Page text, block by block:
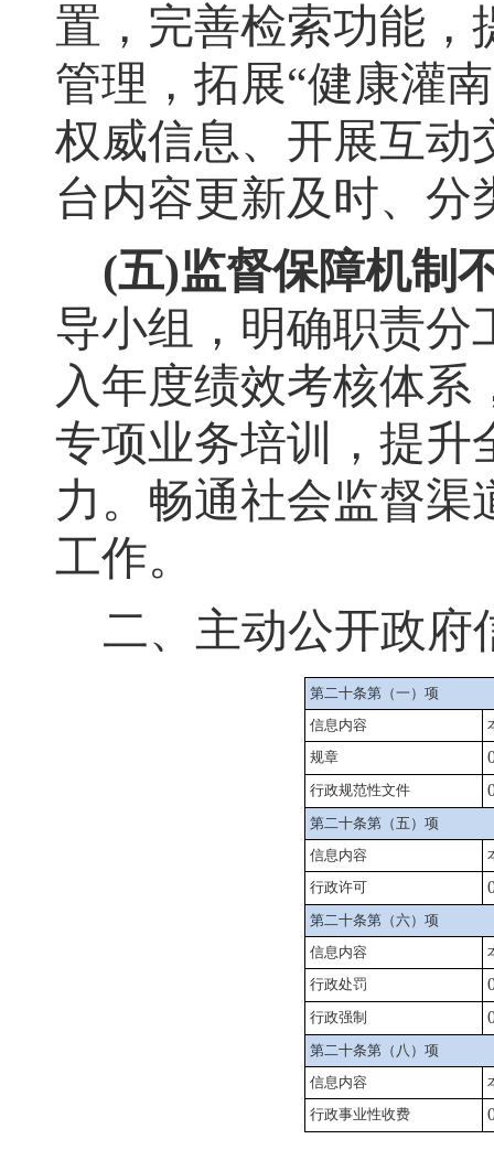
置，完善检索功能 ，
管理 ， 拓展“健康灌南
权威信息、开展互动
台内容更新及时、分
(五)监督保障机制
导小组
， 明确职责分
入年度绩效考核体
专项业务培训，提升
力 。 畅通社会监督渠
工作。
二、主动公开政府
第二十条第（一）项
信息内容
规章
行政规范性文件
第二十条第（五）项
信息内容
行政许可
第二十条第（六）项
信息内容
行政处罚
行政强制
第二十条第（八）项
信息内容
行政事业性收费